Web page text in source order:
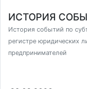
ИСТОРИЯ
История событий по
регистре юридических
предпринимателей